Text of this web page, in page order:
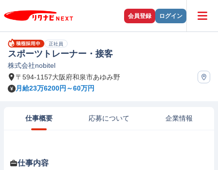
会員登録 ログイン
正社員
スポーツトレーナー・接客
株式会社nobitel
〒594-1157大阪府和泉市あゆみ野
月給23万6200円～60万円
仕事概要 応募について 企業情報
仕事内容